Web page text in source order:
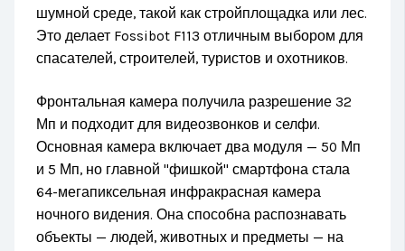
шумной среде, такой как стройплощадка или лес.
Это делает Fossibot F113 отличным выбором для
спасателей, строителей, туристов и охотников.
Фронтальная камера получила разрешение 32
Мп и подходит для видеозвонков и селфи.
Основная камера включает два модуля — 50 Мп
и 5 Мп, но главной "фишкой" смартфона стала
64-мегапиксельная инфракрасная камера
ночного видения. Она способна распознавать
объекты — людей, животных и предметы — на